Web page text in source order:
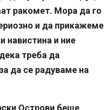
ракомет. Мора да го
и да прикажеме
навистина и ние
треба да
да се радуваме на